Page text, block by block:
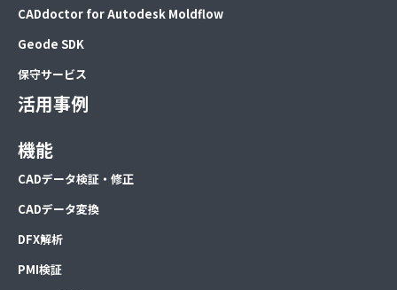
CADdoctor for Autodesk Moldflow
Geode SDK
保守サービス
活用事例
機能
CADデータ検証・修正
CADデータ変換
DFX解析
PMI検証